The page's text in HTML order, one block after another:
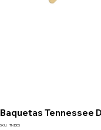
Baquetas Tennessee
SKU: SKU
TN DES